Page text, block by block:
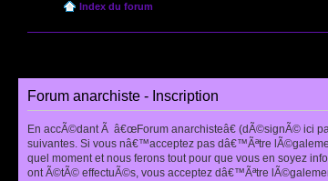
Index du forum
Forum anarchiste - Inscription
En accÃ©dant Ã â€œForum anarchisteâ€ (dÃ©signÃ© ici
suivantes. Si vous nâ€™acceptez pas dâ€™Ãªtre
quel moment et nous ferons tout pour que vous en soyez
ont Ã©tÃ© effectuÃ©s, vous acceptez dâ€™Ãªtre